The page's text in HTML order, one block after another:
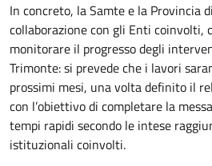
In concreto, la Samte e la Provincia
collaborazione con gli Enti coinvolti,
monitorare il progresso degli
Trimonte: si prevede che i lavori
prossimi mesi, una volta definito il
con l’obiettivo di completare la
tempi rapidi secondo le intese
istituzionali coinvolti.